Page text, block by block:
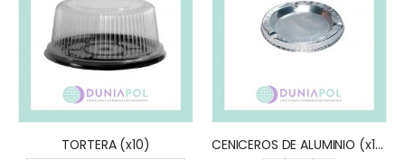
TORTERA (x10) CENICEROS DE ALUMINIO (x100)